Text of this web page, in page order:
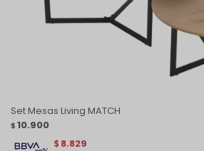
Set Mesas Living MATCH
$ 10.900
$ 8.829